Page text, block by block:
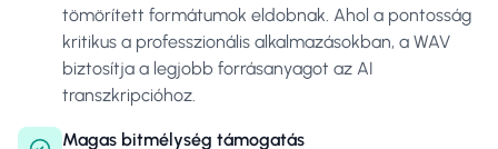
tömörített formátumok eldobnak. Ahol a pontosság
kritikus a professzionális alkalmazásokban, a WAV
biztosítja a legjobb forrásanyagot az AI
transzkripcióhoz.
Magas bitmélység támogatás